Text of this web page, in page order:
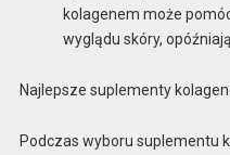
kolagenem może
wyglądu skóry,
Najlepsze suplementy
Podczas wyboru suplementu